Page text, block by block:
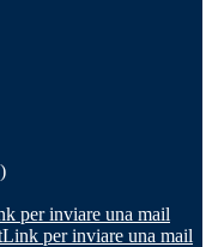
per inviare una mail
Link per inviare una mail